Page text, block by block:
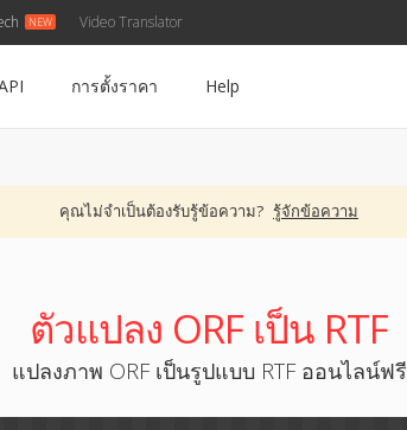
Video Translator
การตั้งราคา Help
คุณไม่จำเป็นต้องรับรู้ข้อความ? รู้จักข้อความ
ตัวแปลง ORF เป็น RTF
แปลงภาพ ORF เป็นรูปแบบ RTF ออนไลน์ฟรี